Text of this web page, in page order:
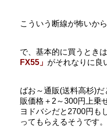
こういう断線が怖いか
で、基本的に買うとき
FX55」 がそれなりに良
ばお～通販(送料高杉)
販価格＋2～300円上乗
ヨドバシだと2700円も
ってもらえるそうです。